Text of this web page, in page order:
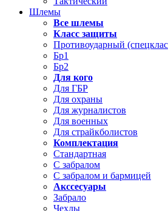
Шлемы
Все шлемы
Класс защиты
Противоударный
Бр1
Бр2
Для кого
Для ГБР
Для охраны
Для журналистов
Для военных
Для страйкболистов
Комплектация
Стандартная
С забралом
С забралом и бармицей
Акссесуары
Забрало
Чехлы